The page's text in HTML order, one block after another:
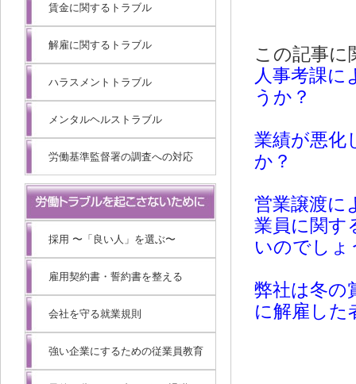
賃金に関するトラブル
解雇に関するトラブル
ハラスメントトラブル
メンタルヘルストラブル
労働基準監督署の調査への対応
採用 〜「良い人」を選ぶ〜
雇用契約書・誓約書を整える
会社を守る就業規則
強い企業にするための従業員教育
この記事に
人事考課に
うか？
業績が悪化
か？
営業譲渡に
業員に関す
いのでしょ
弊社は冬の
に解雇した